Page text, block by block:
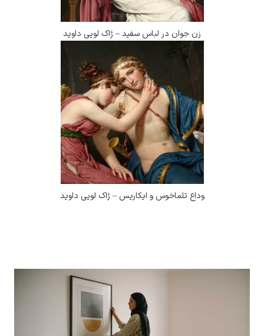
زن جوان در لباس سفید – ژاک لویی داوید
وداع تلماخوس و ایکاریس – ژاک لویی داوید